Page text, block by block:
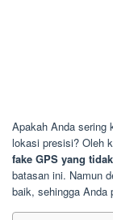
Apakah Anda sering
lokasi presisi? Oleh
fake GPS yang
batasan ini. Namun
baik, sehingga Anda